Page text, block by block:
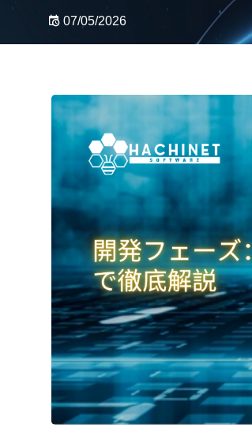
きく左右します。実際の現場では
仕様確認・設計の認識合わせ・レ
くの時間が使われています。その
みを作ることにあります。本記事
る実装フェーズの考え方から、実
レビュー・CI/CD・チーム開発ま
07/05/2026
2A-F
フォロー :
©HACHINET 2023. ALL RIGHTS RESERVED.